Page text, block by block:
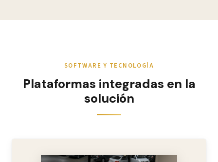
SOFTWARE Y TECNOLOGÍA
Plataformas integradas en la
solución